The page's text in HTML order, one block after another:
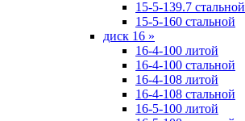
15-5-139.7 стальной
15-5-160 стальной
диск 16 »
16-4-100 литой
16-4-100 стальной
16-4-108 литой
16-4-108 стальной
16-5-100 литой